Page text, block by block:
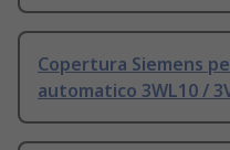
Copertura Siemens
automatico 3WL10 /